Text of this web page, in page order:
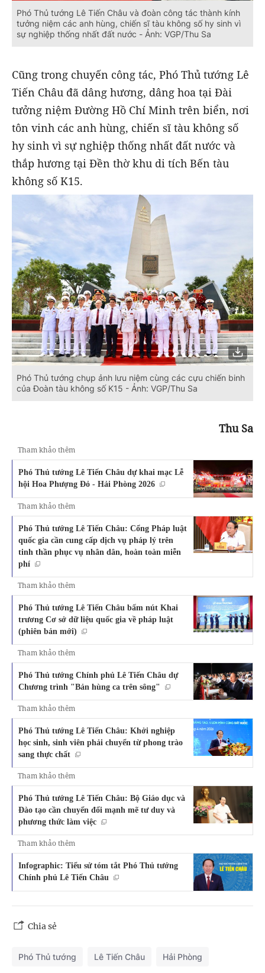
Phó Thủ tướng Lê Tiến Châu và đoàn công tác thành kính
tưởng niệm các anh hùng, chiến sĩ tàu không số hy sinh vì
sự nghiệp thống nhất đất nước - Ảnh: VGP/Thu Sa
Cũng trong chuyến công tác, Phó Thủ tướng Lê
Tiến Châu đã dâng hương, dâng hoa tại Đài
tưởng niệm Đường Hồ Chí Minh trên biển, nơi
tôn vinh các anh hùng, chiến sĩ tàu không số
hy sinh vì sự nghiệp thống nhất đất nước và
thắp hương tại Đền thờ khu di tích Bến tàu
không số K15.
Phó Thủ tướng chụp ảnh lưu niệm cùng các cựu chiến binh
của Đoàn tàu không số K15 - Ảnh: VGP/Thu Sa
Thu Sa
Tham khảo thêm
Phó Thủ tướng Lê Tiến Châu dự khai mạc Lễ
hội Hoa Phượng Đỏ - Hải Phòng 2026
Tham khảo thêm
Phó Thủ tướng Lê Tiến Châu: Cổng Pháp luật
quốc gia cần cung cấp dịch vụ pháp lý trên
tinh thần phục vụ nhân dân, hoàn toàn miễn
phí
Tham khảo thêm
Phó Thủ tướng Lê Tiến Châu bấm nút Khai
trương Cơ sở dữ liệu quốc gia về pháp luật
(phiên bản mới)
Tham khảo thêm
Phó Thủ tướng Chính phủ Lê Tiến Châu dự
Chương trình "Bản hùng ca trên sông"
Tham khảo thêm
Phó Thủ tướng Lê Tiến Châu: Khởi nghiệp
học sinh, sinh viên phải chuyển từ phong trào
sang thực chất
Tham khảo thêm
Phó Thủ tướng Lê Tiến Châu: Bộ Giáo dục và
Đào tạo cần chuyển đổi mạnh mẽ tư duy và
phương thức làm việc
Tham khảo thêm
Infographic: Tiểu sử tóm tắt Phó Thủ tướng
Chính phủ Lê Tiến Châu
Chia sẻ
Phó Thủ tướng Lê Tiến Châu Hải Phòng